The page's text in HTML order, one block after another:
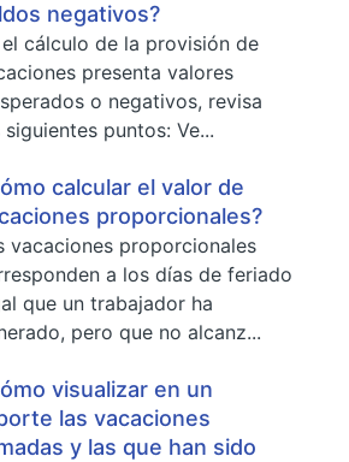
negativos?
el cálculo de la provisión de
presenta valores
o negativos, revisa
siguientes puntos: Ve...
calcular el valor de
proporcionales?
vacaciones proporcionales
a los días de feriado
que un trabajador ha
pero que no alcanz...
visualizar en un
las vacaciones
y las que han sido